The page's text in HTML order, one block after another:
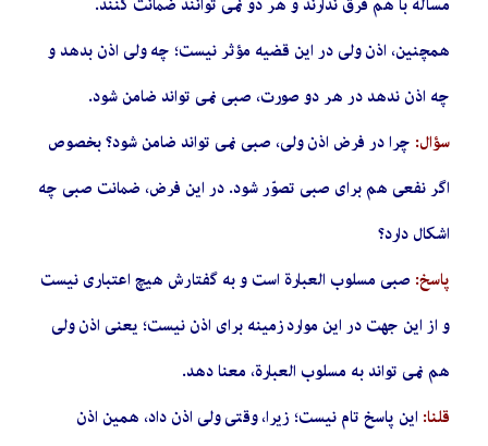
همچنین، اذن ولی در این قضیه مؤثر نیست؛ چه ولی اذن بدهد و
چه اذن ندهد در هر دو صورت، صبی نمی تواند ضامن شود.
سؤال: چرا در فرض اذن ولی، صبی نمی تواند ضامن شود؟ بخصوص
اگر نفعی هم برای صبی تصوّر شود. در این فرض، ضمانت صبی چه
اشکال دارد؟
پاسخ: صبی مسلوب العبارة است و به گفتارش هیچ اعتباری نیست
و از این جهت در این موارد زمینه برای اذن نیست؛ یعنی اذن ولی
هم نمی تواند به مسلوب العبارة، معنا دهد.
قلنا: این پاسخ تام نیست؛ زیرا، وقتی ولی اذن داد، همین اذن